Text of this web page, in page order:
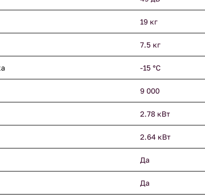
19 кг
7.5 кг
-15 °С
9 000
2.78 кВт
2.64 кВт
Да
Да